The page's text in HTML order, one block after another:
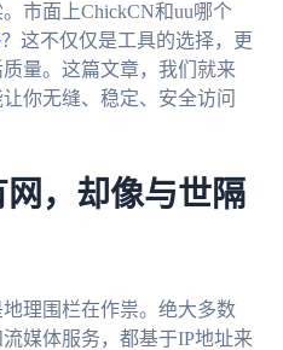
市面上ChickCN和uu哪个
？这不仅仅是工具的选择，更
量。这篇文章，我们就来
你无缝、稳定、安全访问
，却像与世隔
理围栏在作祟。绝大多数
媒体服务，都基于IP地址来